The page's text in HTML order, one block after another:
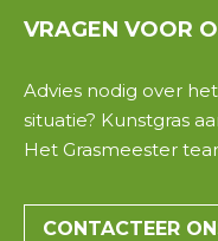
VRAGEN VOOR
Advies nodig over
situatie? Kunstgras
Het Grasmeester
CONTACTEER